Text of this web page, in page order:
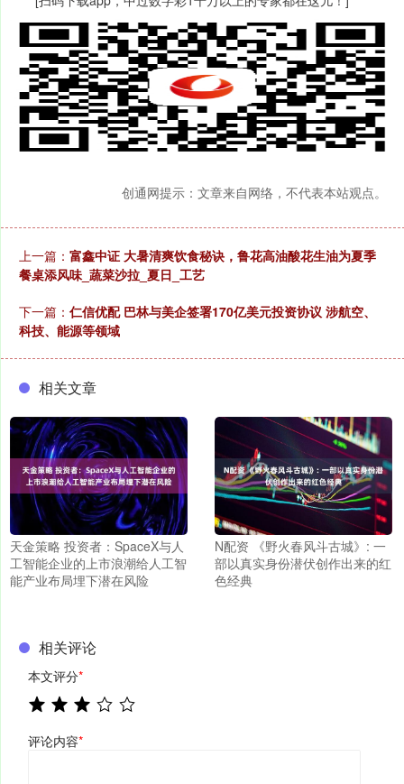
创通网提示：文章来自网络，不代表本站观点。
上一篇： 富鑫中证 大暑清爽饮食秘诀，鲁花高油酸花生油为夏季
餐桌添风味_蔬菜沙拉_夏日_工艺
下一篇： 仁信优配 巴林与美企签署170亿美元投资协议 涉航空、
科技、能源等领域
相关文章
天金策略 投资者：SpaceX与人
工智能企业的上市浪潮给人工智
能产业布局埋下潜在风险
N配资 《野火春风斗古城》: 一
部以真实身份潜伏创作出来的红
色经典
相关评论
本文评分*
评论内容*